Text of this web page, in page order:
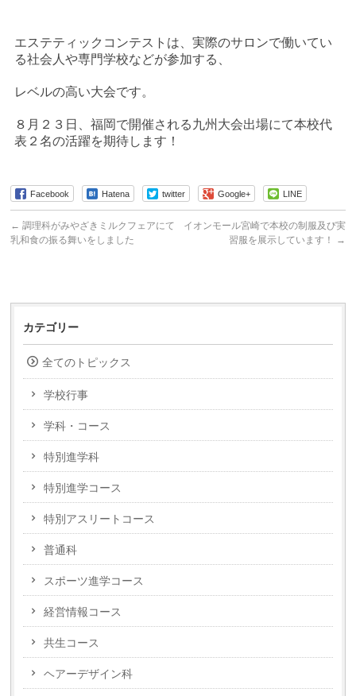
エステティックコンテストは、実際のサロンで働いてい
る社会人や専門学校などが参加する、
レベルの高い大会です。
８月２３日、福岡で開催される九州大会出場にて本校代
表２名の活躍を期待します！
Facebook Hatena twitter Google+ LINE
← 調理科がみやざきミルクフェアにて
乳和食の振る舞いをしました
イオンモール宮崎で本校の制服及び実
習服を展示しています！
→
カテゴリー
全てのトピックス
学校行事
学科・コース
特別進学科
特別進学コース
特別アスリートコース
普通科
スポーツ進学コース
経営情報コース
共生コース
ヘアーデザイン科